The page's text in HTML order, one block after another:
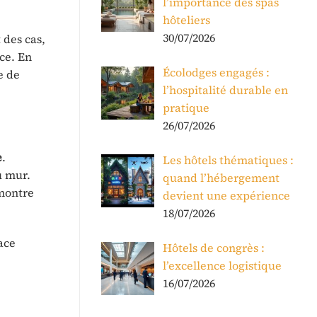
cas,
En
de
.
mur.
hôteliers
30/07/2026
Écolodges engagés :
l’hospitalité durable en
pratique
26/07/2026
Les hôtels thématiques :
quand l’hébergement
devient une expérience
18/07/2026
Hôtels de congrès :
l’excellence logistique
16/07/2026